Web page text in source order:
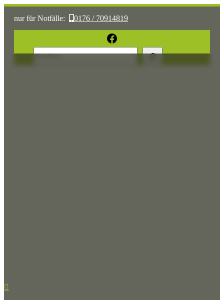
nur für Notfälle: 0176 / 70914819
Sonst: tierhilfe.wolfsburg@t-online.de
Facebook